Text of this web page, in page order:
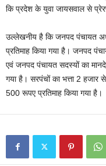
कि प्रदेश के युवा जायसवाल से
उल्लेखनीय है कि जनपद पंचायत
प्रतिमाह किया गया है। जनपद
एवं जनपद पंचायत सदस्यों का
गया है। सरपंचों का भत्ता 2 हजार
500 रूपए प्रतिमाह किया गया है।